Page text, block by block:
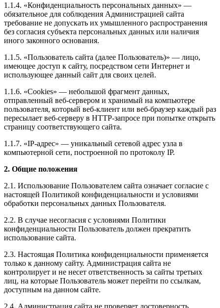
1.1.4. «Конфиденциальность персональных данных» —
обязательное для соблюдения Администрацией сайта
требование не допускать их умышленного распространения
без согласия субъекта персональных данных или наличия
иного законного основания.
1.1.5. «Пользователь сайта (далее Пользователь)» — лицо,
имеющее доступ к сайту, посредством сети Интернет и
использующее данный сайт для своих целей.
1.1.6. «Cookies» — небольшой фрагмент данных,
отправленный веб-сервером и хранимый на компьютере
пользователя, который веб-клиент или веб-браузер каждый раз
пересылает веб-серверу в HTTP-запросе при попытке открыть
страницу соответствующего сайта.
1.1.7. «IP-адрес» — уникальный сетевой адрес узла в
компьютерной сети, построенной по протоколу IP.
2. Общие положения
2.1. Использование Пользователем сайта означает согласие с
настоящей Политикой конфиденциальности и условиями
обработки персональных данных Пользователя.
2.2. В случае несогласия с условиями Политики
конфиденциальности Пользователь должен прекратить
использование сайта.
2.3. Настоящая Политика конфиденциальности применяется
только к данному сайту. Администрация сайта не
контролирует и не несет ответственность за сайты третьих
лиц, на которые Пользователь может перейти по ссылкам,
доступным на данном сайте.
2.4. Администрация сайта не проверяет достоверность